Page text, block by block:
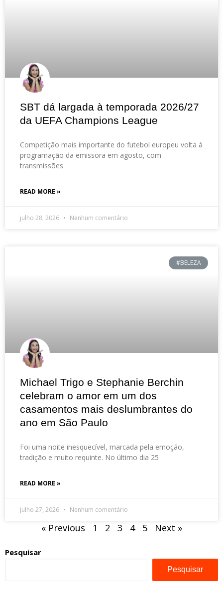
SBT dá largada à temporada 2026/27
da UEFA Champions League
Competição mais importante do futebol europeu volta à
programação da emissora em agosto, com
transmissões
READ MORE »
julho 28, 2026 Nenhum comentário
#BELEZA
Michael Trigo e Stephanie Berchin
celebram o amor em um dos
casamentos mais deslumbrantes do
ano em São Paulo
Foi uma noite inesquecível, marcada pela emoção,
tradição e muito requinte. No último dia 25
READ MORE »
julho 27, 2026 Nenhum comentário
« Previous 1 2 3 4 5 Next »
Pesquisar
Pesquisar